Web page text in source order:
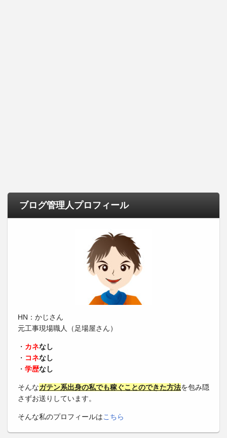
ブログ管理人プロフィール
HN：かじさん
元工事現場職人（足場屋さん）
・ カネなし
・ コネなし
・ 学歴なし
そんなガテン系出身の私でも稼ぐことのできた方法を包み隠
さずお送りしています。
そんな私のプロフィールはこちら